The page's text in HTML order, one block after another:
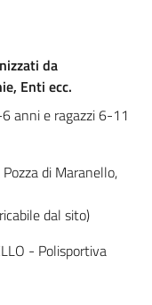
da
Enti ecc.
anni e ragazzi 6-11
di Maranello,
dal sito)
- Polisportiva